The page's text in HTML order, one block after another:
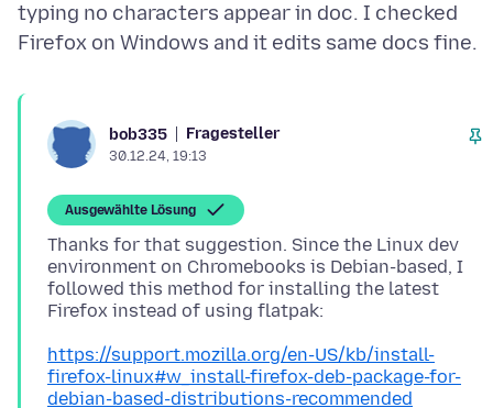
typing no characters appear in doc. I checked
bob335 Fragesteller
30.12.24, 19:13
Ausgewählte Lösung
Thanks for that suggestion. Since the Linux dev
environment on Chromebooks is Debian-based, I
followed this method for installing the latest
https://support.mozilla.org/en-US/kb/install-
firefox-linux#w_install-firefox-deb-package-for-
debian-based-distributions-recommended